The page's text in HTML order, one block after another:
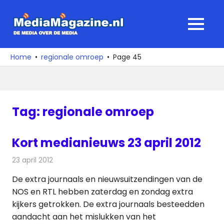
naar
media
over
MENU
Home regionale omroep Page 45
Tag: regionale omroep
Kort medianieuws 23 april 2012
23 april 2012
De extra journaals en nieuwsuitzendingen van de
NOS en RTL hebben zaterdag en zondag extra
kijkers getrokken. De extra journaals besteedden
aandacht aan het mislukken van het